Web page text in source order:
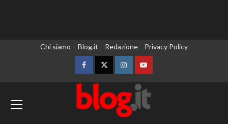
Chi siamo – Blog.it Redazione Privacy Policy
FacebookTwitterInstagramYouTube
Zelensky in Serbia, prima visita
dall’inizio della guerra
Debora Bragetti in vacanza da sola:
finita la relazione con Alessio Pilli
Stella?
Elisabetta Gregoraci incontra la
sorella in Costa Smeralda: momenti